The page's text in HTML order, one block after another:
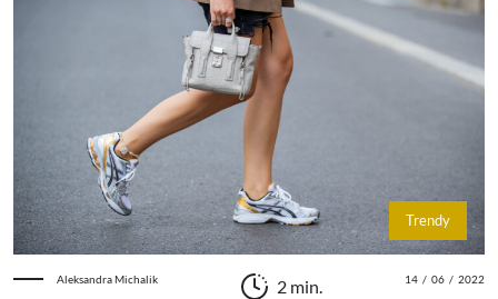
Trendy
Aleksandra Michalik 2 min. 14 / 06 / 2022